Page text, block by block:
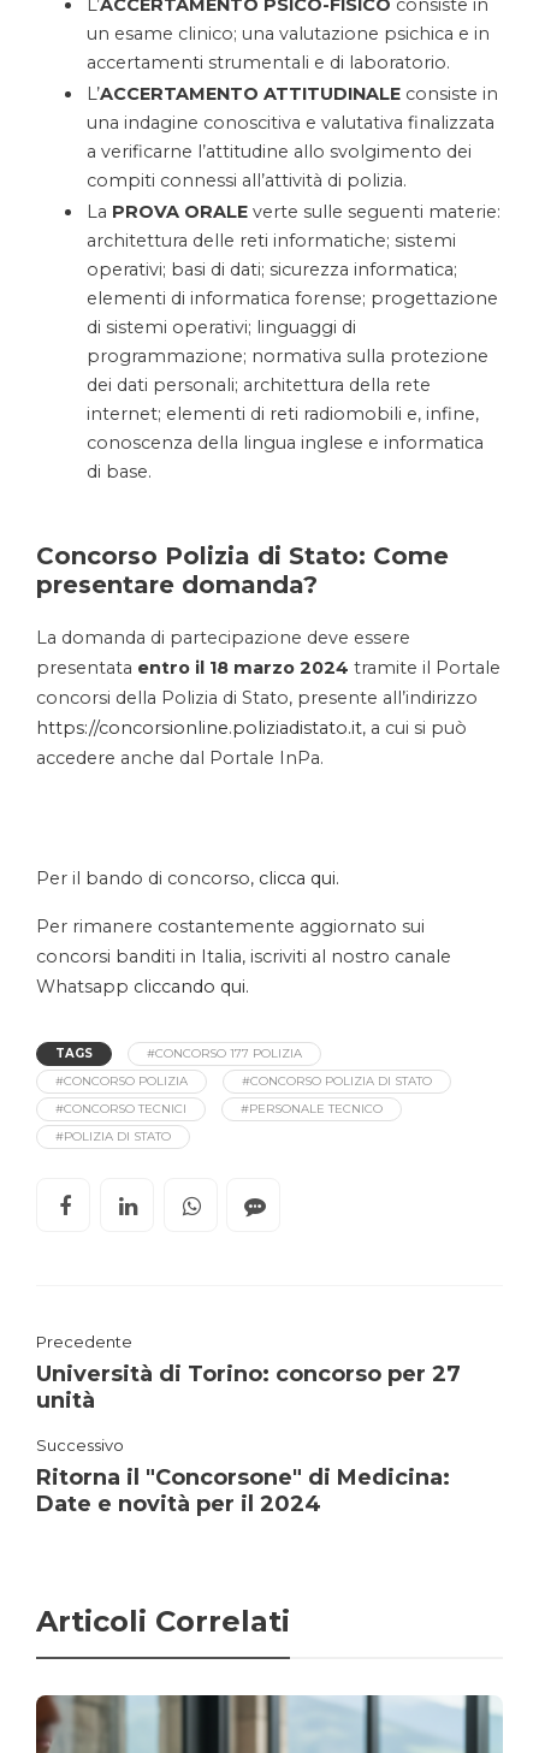
L’ACCERTAMENTO PSICO-FISICO consiste in
un esame clinico; una valutazione psichica e in
accertamenti strumentali e di laboratorio.
L’ACCERTAMENTO ATTITUDINALE consiste in
una indagine conoscitiva e valutativa finalizzata
a verificarne l’attitudine allo svolgimento dei
compiti connessi all’attività di polizia.
La PROVA ORALE verte sulle seguenti materie:
architettura delle reti informatiche; sistemi
operativi; basi di dati; sicurezza informatica;
elementi di informatica forense; progettazione
di sistemi operativi; linguaggi di
programmazione; normativa sulla protezione
dei dati personali; architettura della rete
internet; elementi di reti radiomobili e, infine,
conoscenza della lingua inglese e informatica
di base.
Concorso Polizia di Stato: Come
presentare domanda?
La domanda di partecipazione deve essere
presentata entro il 18 marzo 2024 tramite il Portale
concorsi della Polizia di Stato, presente all’indirizzo
https://concorsionline.poliziadistato.it, a cui si può
accedere anche dal Portale InPa.
Per il bando di concorso, clicca qui.
Per rimanere costantemente aggiornato sui
concorsi banditi in Italia, iscriviti al nostro canale
Whatsapp cliccando qui.
TAGS
#CONCORSO 177 POLIZIA
#CONCORSO POLIZIA
#CONCORSO POLIZIA DI STATO
#CONCORSO TECNICI
#PERSONALE TECNICO
#POLIZIA DI STATO
Precedente
Università di Torino: concorso per 27
unità
Successivo
Ritorna il "Concorsone" di Medicina:
Date e novità per il 2024
Articoli Correlati